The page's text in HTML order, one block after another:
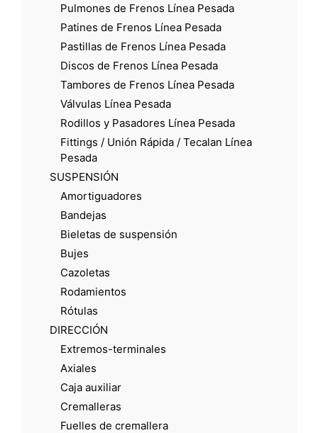
Pulmones de Frenos Línea Pesada
Patines de Frenos Línea Pesada
Pastillas de Frenos Línea Pesada
Discos de Frenos Línea Pesada
Tambores de Frenos Línea Pesada
Válvulas Línea Pesada
Rodillos y Pasadores Línea Pesada
Fittings / Unión Rápida / Tecalan Línea
Pesada
SUSPENSIÓN
Amortiguadores
Bandejas
Bieletas de suspensión
Bujes
Cazoletas
Rodamientos
Rótulas
DIRECCIÓN
Extremos-terminales
Axiales
Caja auxiliar
Cremalleras
Fuelles de cremallera